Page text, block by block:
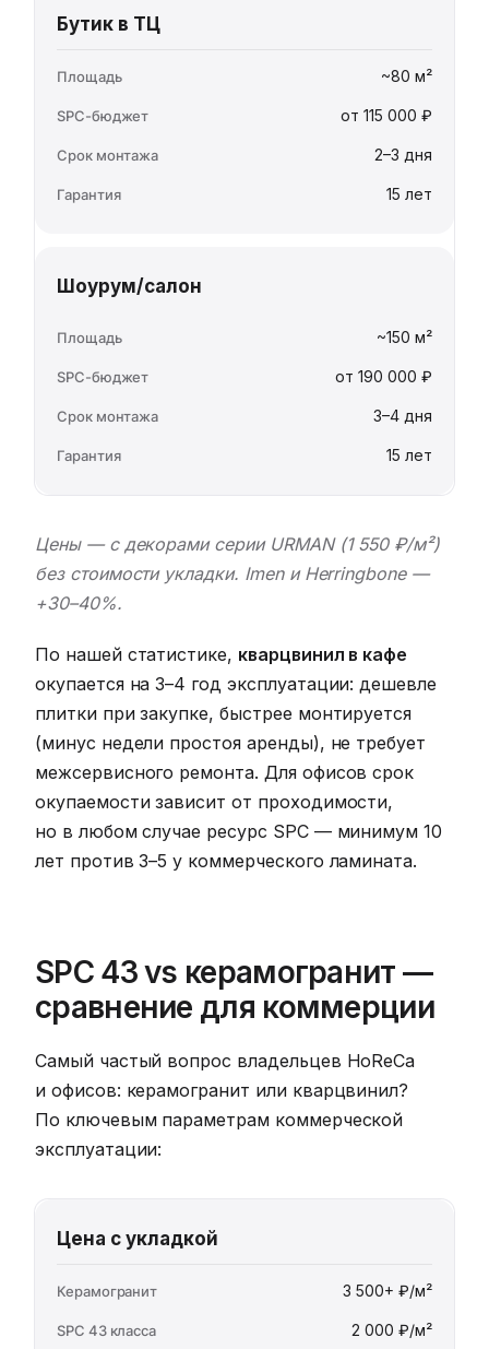
Бутик в ТЦ
~80 м²
от 115 000 ₽
2–3 дня
15 лет
Шоурум/салон
~150 м²
от 190 000 ₽
3–4 дня
15 лет
Цены — с декорами серии URMAN (1 550 ₽/м²)
без стоимости укладки. Imen и Herringbone —
+30–40%.
По нашей статистике, кварцвинил в кафе
окупается на 3–4 год эксплуатации: дешевле
плитки при закупке, быстрее монтируется
(минус недели простоя аренды), не требует
межсервисного ремонта. Для офисов срок
окупаемости зависит от проходимости,
но в любом случае ресурс SPC — минимум 10
лет против 3–5 у коммерческого ламината.
SPC 43 vs керамогранит —
сравнение для коммерции
Самый частый вопрос владельцев HoReCa
и офисов: керамогранит или кварцвинил?
По ключевым параметрам коммерческой
эксплуатации:
Цена с укладкой
3 500+ ₽/м²
2 000 ₽/м²